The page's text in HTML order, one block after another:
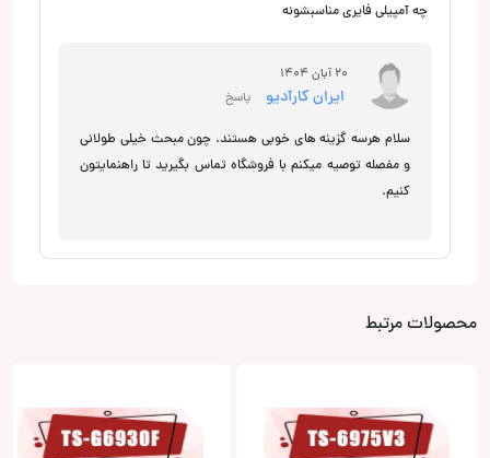
چه آمپیلی فایری مناسبشونه
20 آبان 1404
ایران کارآدیو پاسخ
سلام هرسه گزینه های خوبی هستند. چون مبحث خیلی طولانی
و مفصله توصیه میکنم با فروشگاه تماس بگیرید تا راهنمایتون
کنیم.
محصولات مرتبط